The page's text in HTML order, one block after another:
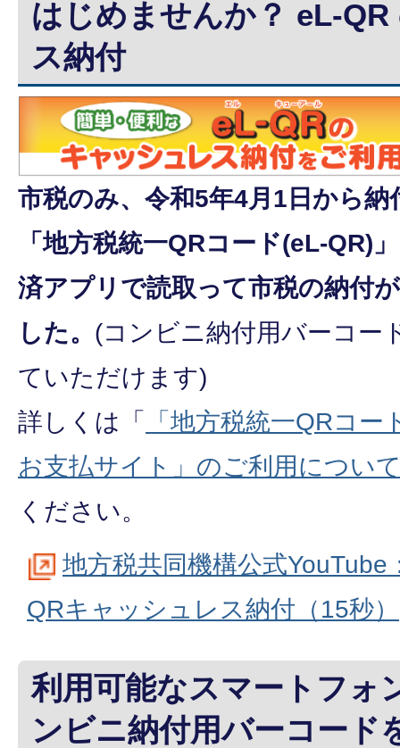
はじめませんか？ eL-
ス納付
市税のみ、令和5年4月1日から
「地方税統一QRコード(eL-QR)
済アプリで読取って市税の納付
した。 (コンビニ納付用バーコー
ていただけます)
詳しくは「
「地方税統一QRコ
お支払サイト」のご利用につい
ください。
地方税共同機構公式
QRキャッシュレス納付（15秒）
利用可能なスマートフォ
ンビニ納付用バーコード